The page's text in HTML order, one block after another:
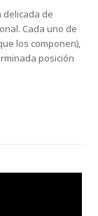
delicada de
Cada uno de
los componen),
posición